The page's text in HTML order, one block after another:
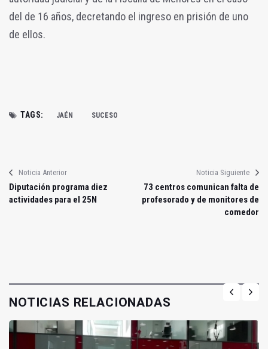
del de 16 años, decretando el ingreso en prisión de uno
de ellos.
TAGS: JAÉN SUCESO
Noticia Anterior
Diputación programa diez
actividades para el 25N
Noticia Siguiente
73 centros comunican falta de
profesorado y de monitores de
comedor
NOTICIAS RELACIONADAS